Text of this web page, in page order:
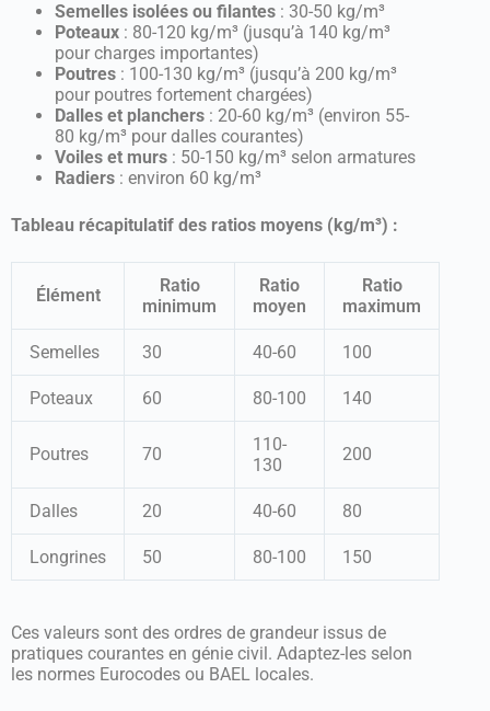
Semelles isolées ou filantes : 30-50 kg/m³
Poteaux : 80-120 kg/m³ (jusqu’à 140 kg/m³
pour charges importantes)
Poutres : 100-130 kg/m³ (jusqu’à 200 kg/m³
pour poutres fortement chargées)
Dalles et planchers : 20-60 kg/m³ (environ 55-
80 kg/m³ pour dalles courantes)
Voiles et murs : 50-150 kg/m³ selon armatures
Radiers : environ 60 kg/m³
Tableau récapitulatif des ratios moyens (kg/m³) :
Élément
Ratio
minimum
Ratio
moyen
Ratio
maximum
Semelles 30 40-60 100
Poteaux 60 80-100 140
Poutres 70
110-
130
200
Dalles 20 40-60 80
Longrines 50 80-100 150
Ces valeurs sont des ordres de grandeur issus de
pratiques courantes en génie civil. Adaptez-les selon
les normes Eurocodes ou BAEL locales.